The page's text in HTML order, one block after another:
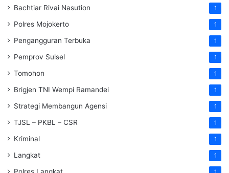
Bachtiar Rivai Nasution 1
Polres Mojokerto 1
Pengangguran Terbuka 1
Pemprov Sulsel 1
Tomohon 1
Brigjen TNI Wempi Ramandei 1
Strategi Membangun Agensi 1
TJSL – PKBL – CSR 1
Kriminal 1
Langkat 1